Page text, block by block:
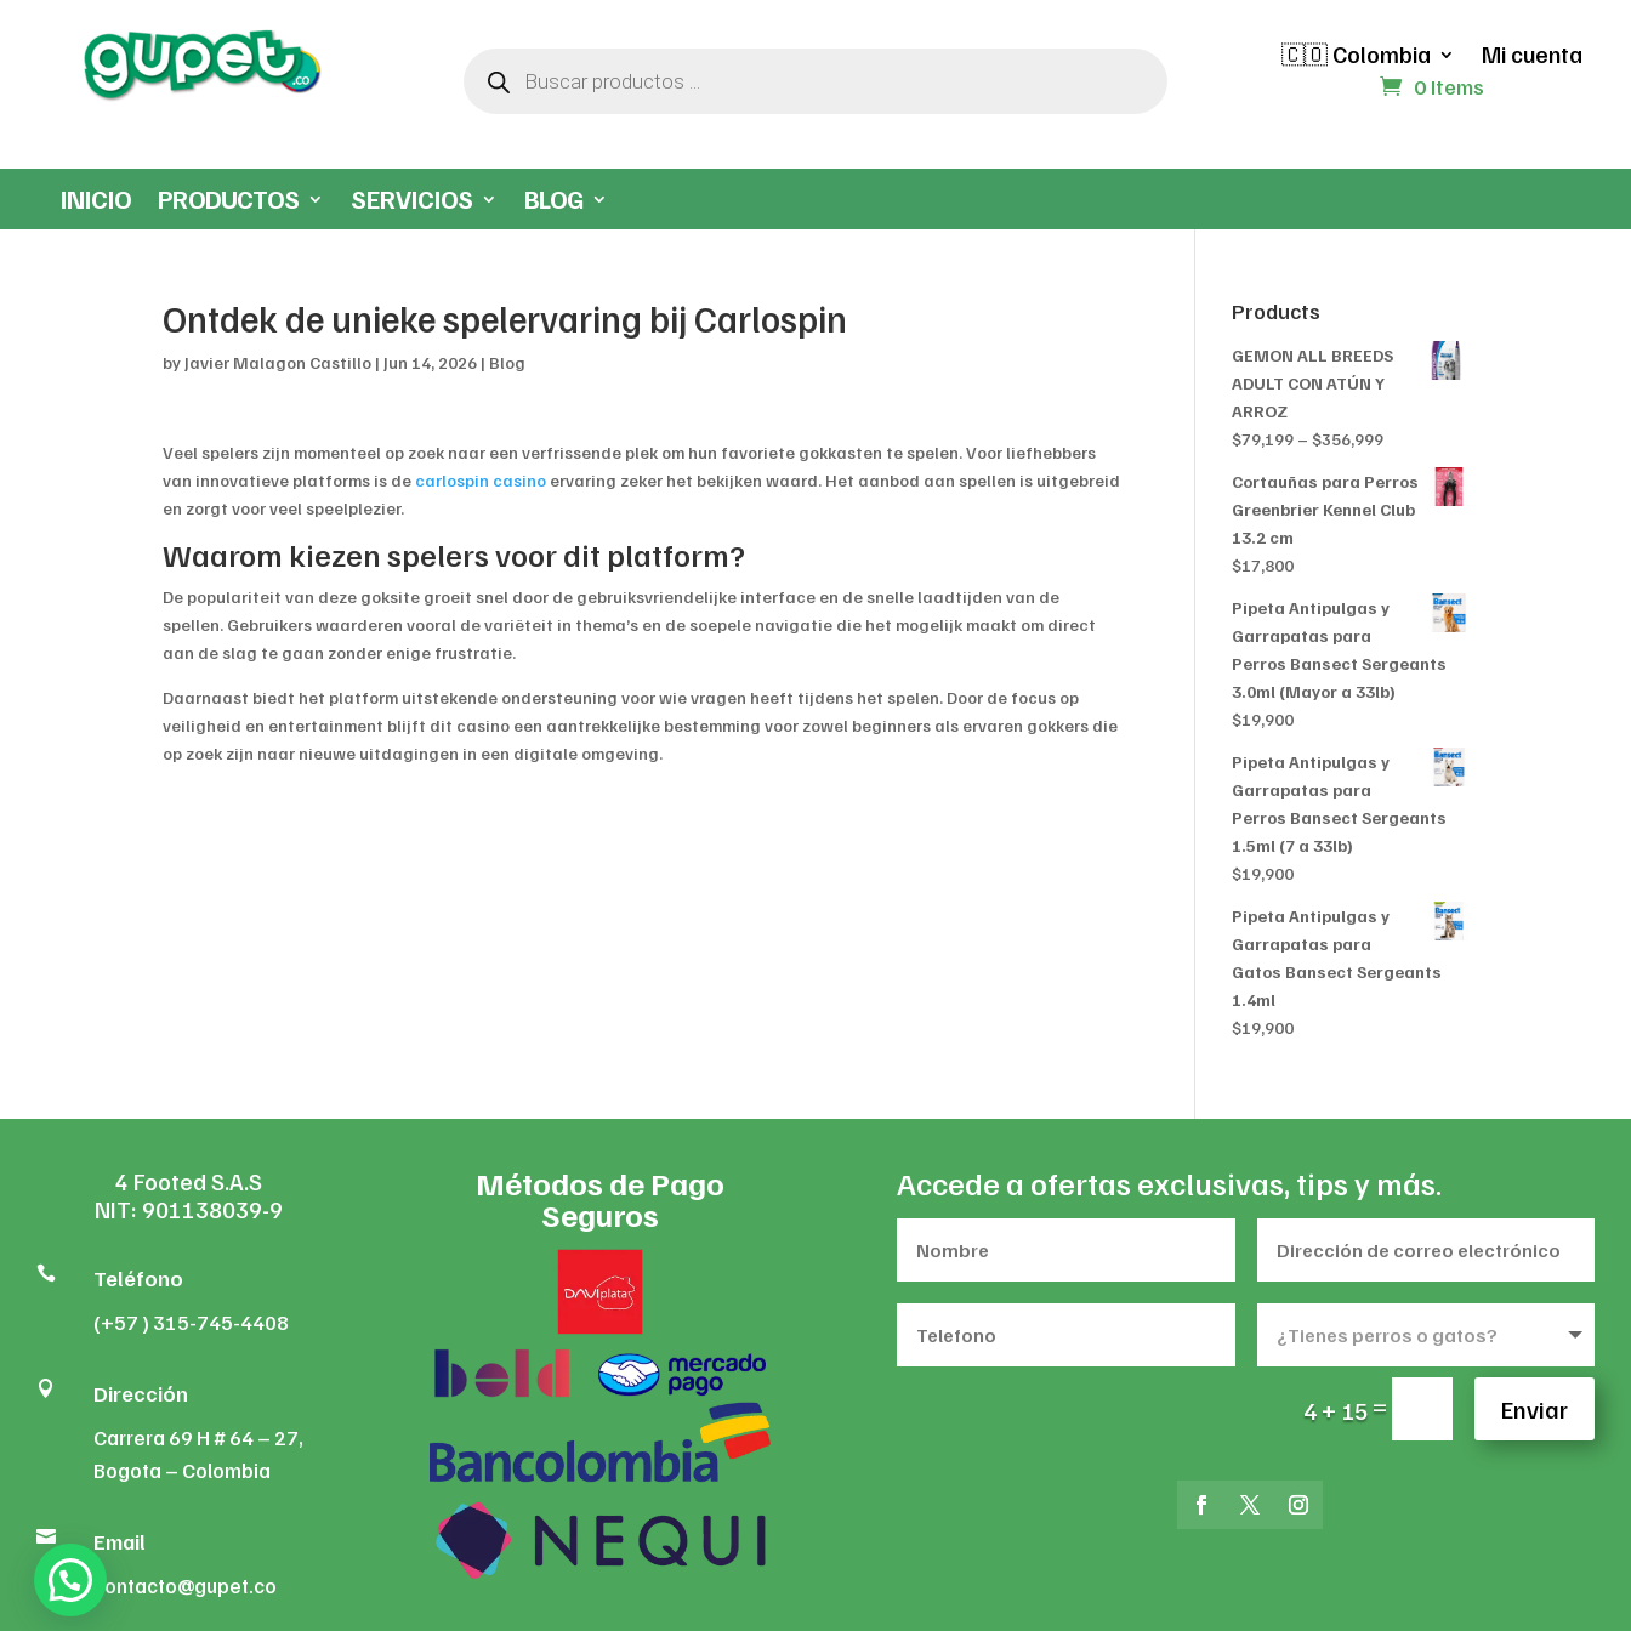
productos
🇨🇴 Colombia Mi cuenta
0 Items
INICIO PRODUCTOS SERVICIOS BLOG
Ontdek de unieke spelervaring bij Carlospin
by Javier Malagon Castillo | Jun 14, 2026 | Blog
Veel spelers zijn momenteel op zoek naar een verfrissende plek om hun favoriete gokkasten te spelen. Voor liefhebbers
van innovatieve platforms is de carlospin casino ervaring zeker het bekijken waard. Het aanbod aan spellen is uitgebreid
en zorgt voor veel speelplezier.
Waarom kiezen spelers voor dit platform?
De populariteit van deze goksite groeit snel door de gebruiksvriendelijke interface en de snelle laadtijden van de
spellen. Gebruikers waarderen vooral de variëteit in thema’s en de soepele navigatie die het mogelijk maakt om direct
aan de slag te gaan zonder enige frustratie.
Daarnaast biedt het platform uitstekende ondersteuning voor wie vragen heeft tijdens het spelen. Door de focus op
veiligheid en entertainment blijft dit casino een aantrekkelijke bestemming voor zowel beginners als ervaren gokkers die
op zoek zijn naar nieuwe uitdagingen in een digitale omgeving.
Products
GEMON ALL BREEDS
ADULT CON ATÚN Y
ARROZ
$79,199 – $356,999Price
range:
$79,199
through
Cortauñas para Perros
Greenbrier Kennel Club
13.2 cm
$17,800
Pipeta Antipulgas y
Garrapatas para
Perros Bansect Sergeants
3.0ml (Mayor a 33lb)
$19,900
Pipeta Antipulgas y
Garrapatas para
Perros Bansect Sergeants
1.5ml (7 a 33lb)
$19,900
Pipeta Antipulgas y
Garrapatas para
Gatos Bansect Sergeants
1.4ml
$19,900
4 Footed S.A.S
NIT: 901138039-9
 Teléfono
(+57 ) 315-745-4408
 Dirección
Carrera 69 H # 64 – 27,
Bogota – Colombia
 Email
contacto@gupet.co
Métodos de Pago
Seguros
Accede a ofertas exclusivas, tips y más.
4 + 15= Enviar